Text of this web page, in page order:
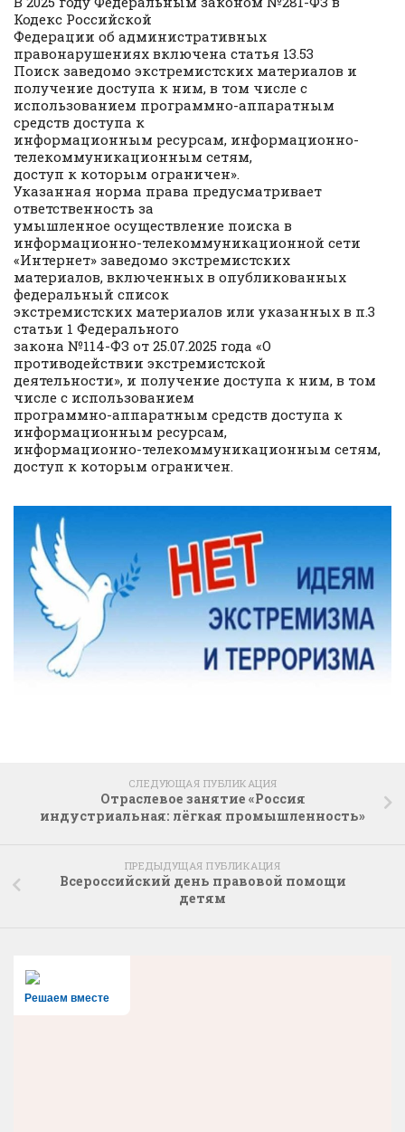
Кодекс Российской
Федерации об административных
правонарушениях включена статья 13.53
Поиск заведомо экстремистских материалов и
получение доступа к ним, в том числе с
использованием программно-аппаратным
средств доступа к
информационным ресурсам, информационно-
телекоммуникационным сетям,
доступ к которым ограничен».
Указанная норма права предусматривает
ответственность за
умышленное осуществление поиска в
информационно-телекоммуникационной сети
«Интернет» заведомо экстремистских
материалов, включенных в опубликованных
федеральный список
экстремистских материалов или указанных в п.3
статьи 1 Федерального
закона №114-ФЗ от 25.07.2025 года «О
противодействии экстремистской
деятельности», и получение доступа к ним, в том
числе с использованием
программно-аппаратным средств доступа к
информационным ресурсам,
информационно-телекоммуникационным сетям,
доступ к которым ограничен.
СЛЕДУЮЩАЯ ПУБЛИКАЦИЯ
Отраслевое занятие «Россия
индустриальная: лёгкая промышленность»
ПРЕДЫДУЩАЯ ПУБЛИКАЦИЯ
Всероссийский день правовой помощи
детям
Решаем вместе